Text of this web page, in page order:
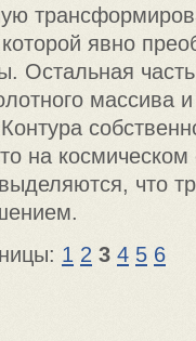
явно
Остальная часть
массива и
на космическом
что
1 2 3 4 5 6